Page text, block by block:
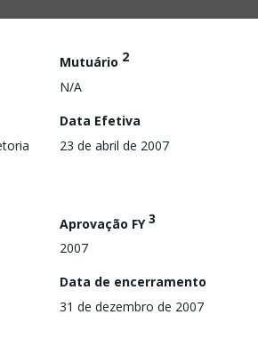
Mutuário 2
N/A
Data Efetiva
23 de abril de 2007
Aprovação FY3
2007
Data de encerramento
31 de dezembro de 2007